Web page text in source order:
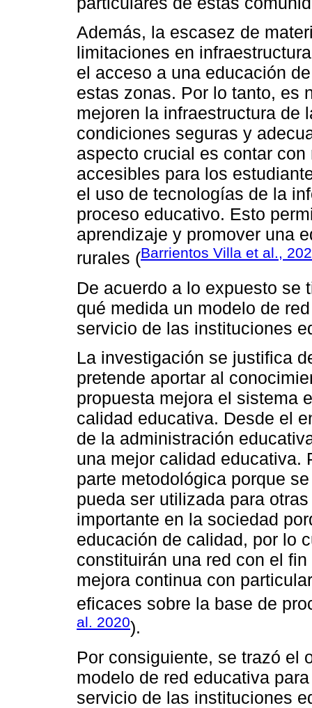
Además, la escasez de
limitaciones en
el acceso a una educación
estas zonas. Por lo tanto, es
mejoren la infraestructura de
condiciones seguras y
aspecto crucial es contar
accesibles para los
el uso de tecnologías de la
proceso educativo. Esto
aprendizaje y promover una
rurales (Barrientos Villa et al.,
De acuerdo a lo expuesto se
qué medida un modelo de
servicio de las instituciones
La investigación se justifica
pretende aportar al
propuesta mejora el sistema
calidad educativa. Desde el
de la administración
una mejor calidad educativa.
parte metodológica porque
pueda ser utilizada para
importante en la sociedad
educación de calidad, por lo
constituirán una red con el
mejora continua con
eficaces sobre la base de
al. 2020).
Por consiguiente, se trazó el
modelo de red educativa
servicio de las instituciones